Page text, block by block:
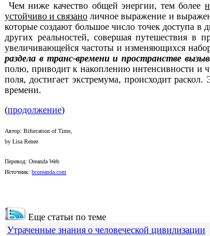
Чем ниже качество общей энергии, тем более
устойчиво и связано личное выражение и
которые создают большое число точек доступа
других реальностей, совершая путешествия в
увеличивающейся частоты и изменяющихся
раздела в транс-времени и пространстве
полю, приводит к накоплению интенсивности и
поля, достигает экстремума, происходит
времени.
(продолжение)
Автор: Bifurcation of Time,
by Lisa Renee
Перевод: Oreanda Web
Источник: bcoreanda.com
Еще статьи по теме
Утраченные знания о человеческой цивилизации